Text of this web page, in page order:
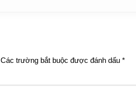
Các trường bắt buộc được đánh dấu *